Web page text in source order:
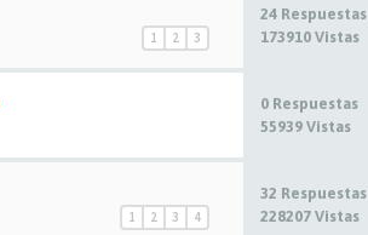
1 2 3
24 Respuestas
173910 Vistas
0 Respuestas
55939 Vistas
1 2 3 4
32 Respuestas
228207 Vistas